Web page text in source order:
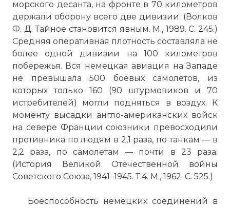
морского десанта, на фронте в 70 километров
держали оборону всего две дивизии. (Волков
Ф. Д. Тайное становится явным. М., 1989. С. 245.)
Средняя оперативная плотность составляла не
более одной дивизии на 100 километров
побережья. Вся немецкая авиация на Западе
не превышала 500 боевых самолетов, из
которых только 160 (90 штурмовиков и 70
истребителей) могли подняться в воздух. К
моменту высадки англо-американских войск
на севере Франции союзники превосходили
противника по людям в 2,1 раза, по танкам — в
2,2 раза, по самолетам — почти в 23 раза.
(История Великой Отечественной войны
Советского Союза, 1941–1945. Т.4. М., 1962. С. 525.)
Боеспособность немецких соединений в
☓